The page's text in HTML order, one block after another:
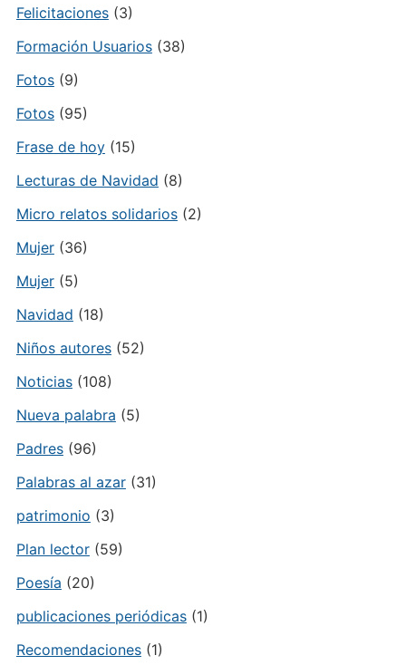
Felicitaciones(3)
Formación Usuarios(38)
Fotos(9)
Fotos(95)
Frase de hoy(15)
Lecturas de Navidad (8)
Micro relatos solidarios(2)
Mujer(36)
Mujer(5)
Navidad (18)
Niños autores(52)
Noticias(108)
Nueva palabra (5)
Padres(96)
Palabras al azar(31)
patrimonio (3)
Plan lector(59)
Poesía (20)
publicaciones periódicas(1)
Recomendaciones(1)